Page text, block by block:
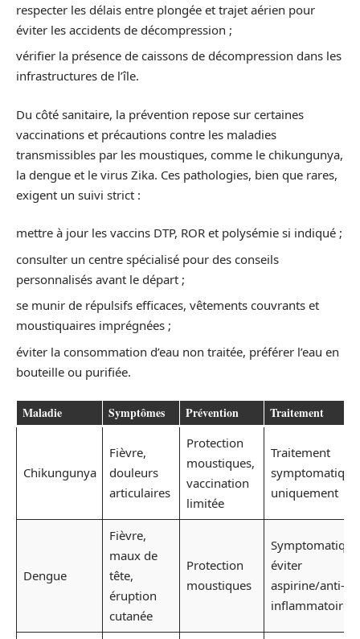
respecter les délais entre plongée et trajet aérien pour
éviter les accidents de décompression ;
vérifier la présence de caissons de décompression dans les
infrastructures de l’île.
Du côté sanitaire, la prévention repose sur certaines
vaccinations et précautions contre les maladies
transmissibles par les moustiques, comme le chikungunya,
la dengue et le virus Zika. Ces pathologies, bien que rares,
exigent un suivi strict :
mettre à jour les vaccins DTP, ROR et polysémie si indiqué ;
consulter un centre spécialisé pour des conseils
personnalisés avant le départ ;
se munir de répulsifs efficaces, vêtements couvrants et
moustiquaires imprégnées ;
éviter la consommation d’eau non traitée, préférer l’eau en
bouteille ou purifiée.
Maladie Symptômes Prévention Traitement
Chikungunya
Fièvre,
douleurs
articulaires
Protection
moustiques,
vaccination
limitée
Traitement
symptomatique
uniquement
Dengue
Fièvre,
maux de
tête,
éruption
cutanée
Protection
moustiques
éviter
aspirine/anti-
inflammatoires